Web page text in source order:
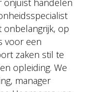
onbelangrijk, op
voor een
zaken stil te
opleiding. We
manager